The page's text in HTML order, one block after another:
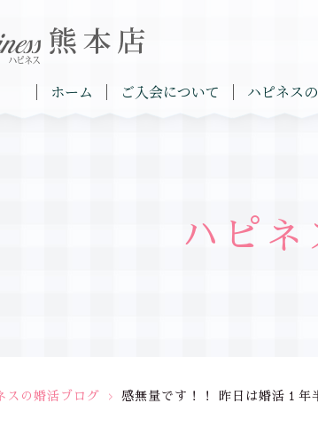
ホーム ご入会について ハピネス
ハピネ
スの婚活ブログ > 感無量です！！ 昨日は婚活１年